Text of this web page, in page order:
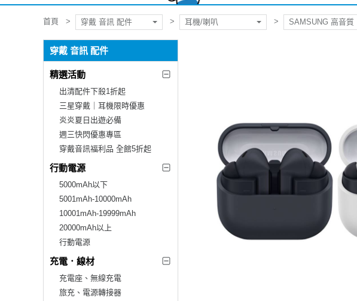
首頁 穿戴 音訊 配件 耳機/喇叭 SAMSUNG 高音質
穿戴 音訊 配件
精選活動
出清配件下殺1折起
三星穿戴｜耳機限時優惠
炎炎夏日出遊必備
週三快閃優惠專區
穿戴音訊福利品 全館5折起
行動電源
5000mAh以下
5001mAh-10000mAh
10001mAh-19999mAh
20000mAh以上
行動電源
充電．線材
充電座、無線充電
旅充、電源轉接器